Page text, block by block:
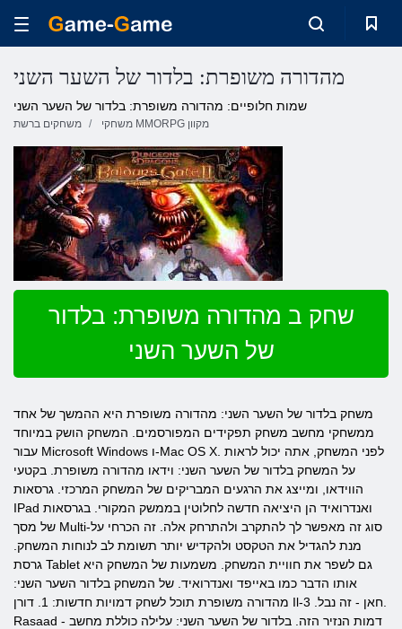
מהדורה משופרת: בלדור של השער השני
שמות חלופיים: מהדורה משופרת: בלדור של השער השני
משחקים ברשת משחקי MMORPG מקוון
שחק ב מהדורה משופרת: בלדור
של השער השני
משחק בלדור של השער השני: מהדורה משופרת היא ההמשך של אחד
ממשחקי מחשב משחק תפקידים המפורסמים. המשחק הושק במיוחד
עבור Microsoft Windows ו-Mac OS X. לפני המשחק, אתה יכול לראות
על המשחק בלדור של השער השני: וידאו מהדורה משופרת. בקטעי
הווידאו, ומייצג את הרגעים המבריקים של המשחק המרכזי. גרסאות
IPad ואנדרואיד הן היציאה חדשה לחלוטין בממשק המקורי. בגרסאות
של מסך Multi-סוג זה מאפשר לך להתקרב ולהתרחק אלה. זה הכרחי על
מנת להגדיל את הטקסט ולהקדיש יותר תשומת לב לנוחות המשחק.
גרסת Tablet גם לשפר את חוויית המשחק. משמעות של המשחק היא
אותו הדבר כמו באייפד ואנדרואיד. של המשחק בלדור השער השני:
מהדורה משופרת תוכל לשחק דמויות חדשות: 1. דורן Il-חאן - זה נבל. 3.
Rasaad - דמות הנזיר הזה. בלדור של השער השני: עלילה כוללת מחשב